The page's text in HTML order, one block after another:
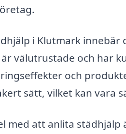
i Klutmark
välutrustade och har
och
sätt, vilket kan vara
med att anlita